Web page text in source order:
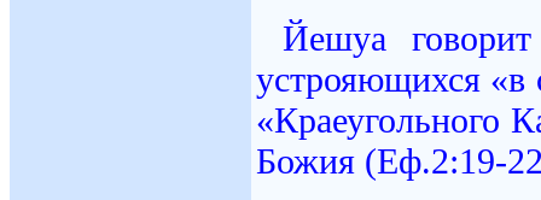
Йешуа
устрояющихся «в
«Краеугольного
Божия (Еф.2:19-